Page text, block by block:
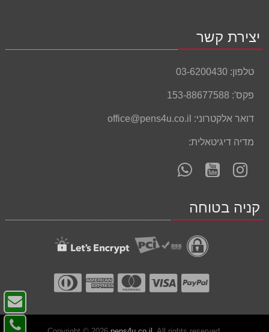
יצירת קשר
טלפון: 03-6200430
פקס': 153-88677588
דואר אלקטרוני: office@pens4u.co.il
מדיה דיגיטאלית:
עקוב
אחרינו
YouTube
עקוב
אחרינו
YouTubeקניה בטוחה